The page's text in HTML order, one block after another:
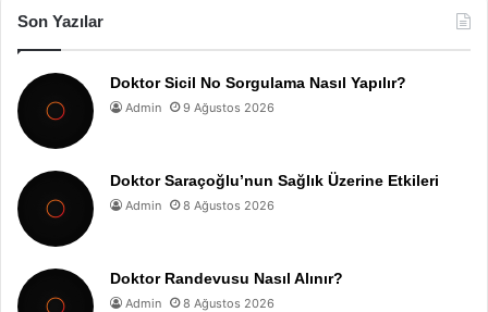
Son Yazılar
Doktor Sicil No Sorgulama Nasıl Yapılır?
Admin 9 Ağustos 2026
Doktor Saraçoğlu’nun Sağlık Üzerine Etkileri
Admin 8 Ağustos 2026
Doktor Randevusu Nasıl Alınır?
Admin 8 Ağustos 2026